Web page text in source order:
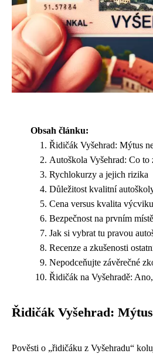
Obsah článku:
Řidičák Vyšehrad: Mýtus
Autoškola Vyšehrad: Co to
Rychlokurzy a jejich rizika
Důležitost kvalitní
Cena versus kvalita výcviku
Bezpečnost na prvním místě
Jak si vybrat tu pravou
Recenze a zkušenosti
Nepodceňujte závěrečné
Řidičák na Vyšehradě:
Řidičák Vyšehrad:
Pověsti o „řidičáku z Vyšehradu“